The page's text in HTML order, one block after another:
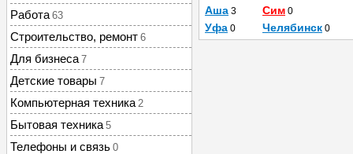
Работа 63
Строительство, ремонт 6
Для бизнеса 7
Детские товары 7
Компьютерная техника 2
Бытовая техника 5
Телефоны и связь 0
Аша 3 Сим 0
Уфа 0 Челябинск 0